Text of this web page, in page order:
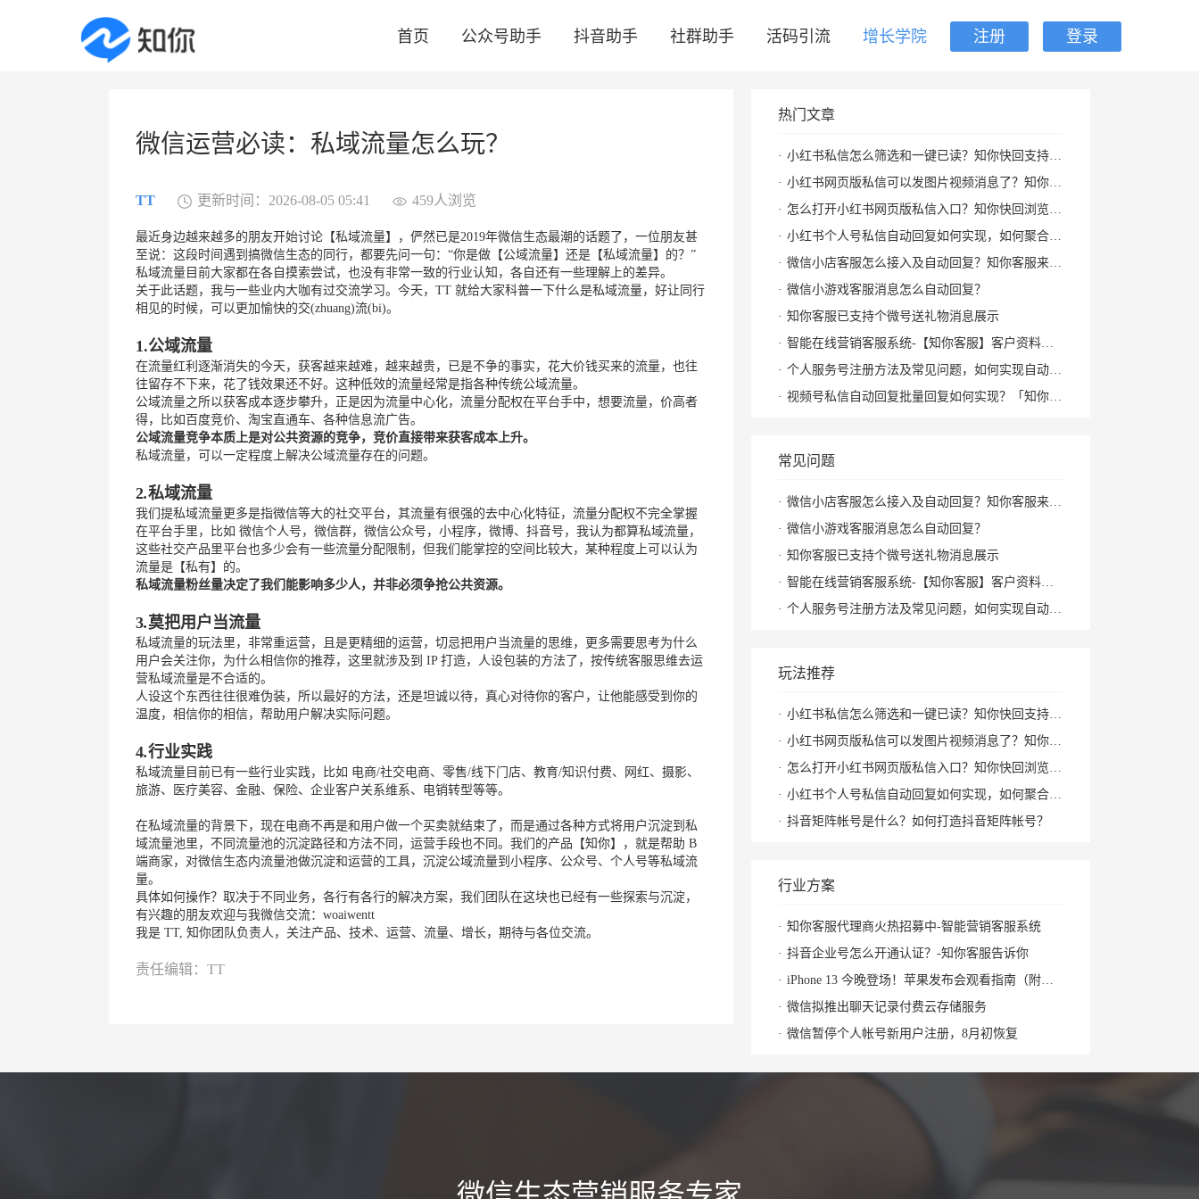
首页 公众号助手 抖音助手 社群助手 活码引流 增长学院 注册 登录
微信运营必读：私域流量怎么玩？
TT 更新时间：2026-08-05 05:41 459人浏览
最近身边越来越多的朋友开始讨论【私域流量】，俨然已是2019年微信生态最潮的话题了，一位朋友甚
至说：这段时间遇到搞微信生态的同行，都要先问一句：“你是做【公域流量】还是【私域流量】的？”
私域流量目前大家都在各自摸索尝试，也没有非常一致的行业认知，各自还有一些理解上的差异。
关于此话题，我与一些业内大咖有过交流学习。今天，TT 就给大家科普一下什么是私域流量，好让同行
相见的时候，可以更加愉快的交(zhuang)流(bi)。
1.公域流量
在流量红利逐渐消失的今天，获客越来越难，越来越贵，已是不争的事实，花大价钱买来的流量，也往
往留存不下来，花了钱效果还不好。这种低效的流量经常是指各种传统公域流量。
公域流量之所以获客成本逐步攀升，正是因为流量中心化，流量分配权在平台手中，想要流量，价高者
得，比如百度竞价、淘宝直通车、各种信息流广告。
公域流量竞争本质上是对公共资源的竞争，竞价直接带来获客成本上升。
私域流量，可以一定程度上解决公域流量存在的问题。
2.私域流量
我们提私域流量更多是指微信等大的社交平台，其流量有很强的去中心化特征，流量分配权不完全掌握
在平台手里，比如 微信个人号，微信群，微信公众号，小程序，微博、抖音号，我认为都算私域流量，
这些社交产品里平台也多少会有一些流量分配限制，但我们能掌控的空间比较大，某种程度上可以认为
流量是【私有】的。
私域流量粉丝量决定了我们能影响多少人，并非必须争抢公共资源。
3.莫把用户当流量
私域流量的玩法里，非常重运营，且是更精细的运营，切忌把用户当流量的思维，更多需要思考为什么
用户会关注你，为什么相信你的推荐，这里就涉及到 IP 打造，人设包装的方法了，按传统客服思维去运
营私域流量是不合适的。
人设这个东西往往很难伪装，所以最好的方法，还是坦诚以待，真心对待你的客户，让他能感受到你的
温度，相信你的相信，帮助用户解决实际问题。
4.行业实践
私域流量目前已有一些行业实践，比如 电商/社交电商、零售/线下门店、教育/知识付费、网红、摄影、
旅游、医疗美容、金融、保险、企业客户关系维系、电销转型等等。
在私域流量的背景下，现在电商不再是和用户做一个买卖就结束了，而是通过各种方式将用户沉淀到私
域流量池里，不同流量池的沉淀路径和方法不同，运营手段也不同。我们的产品【知你】，就是帮助 B
端商家，对微信生态内流量池做沉淀和运营的工具，沉淀公域流量到小程序、公众号、个人号等私域流
量。
具体如何操作？取决于不同业务，各行有各行的解决方案，我们团队在这块也已经有一些探索与沉淀，
有兴趣的朋友欢迎与我微信交流：woaiwentt
我是 TT, 知你团队负责人，关注产品、技术、运营、流量、增长，期待与各位交流。
责任编辑：TT
热门文章
小红书私信怎么筛选和一键已读？知你快回支持私聊群聊筛选、批量已读和图片视频回复
小红书网页版私信可以发图片视频消息了？知你快回插件支持多种形式图片发送和AI自动回复
怎么打开小红书网页版私信入口？知你快回浏览器插件帮你打开小红书私信AI回复及快捷回复
小红书个人号私信自动回复如何实现，如何聚合回复小红书私信及群消息？知你客服来解决
微信小店客服怎么接入及自动回复？知你客服来帮您
微信小游戏客服消息怎么自动回复？
知你客服已支持个微号送礼物消息展示
智能在线营销客服系统-【知你客服】客户资料已支持打开PC小程序
个人服务号注册方法及常见问题，如何实现自动回复攻略
视频号私信自动回复批量回复如何实现？「知你客服」来帮您
常见问题
微信小店客服怎么接入及自动回复？知你客服来帮您
微信小游戏客服消息怎么自动回复？
知你客服已支持个微号送礼物消息展示
智能在线营销客服系统-【知你客服】客户资料已支持打开PC小程序
个人服务号注册方法及常见问题，如何实现自动回复攻略
玩法推荐
小红书私信怎么筛选和一键已读？知你快回支持私聊群聊筛选、批量已读和图片视频回复
小红书网页版私信可以发图片视频消息了？知你快回插件支持多种形式图片发送和AI自动回复
怎么打开小红书网页版私信入口？知你快回浏览器插件帮你打开小红书私信AI回复及快捷回复
小红书个人号私信自动回复如何实现，如何聚合回复小红书私信及群消息？知你客服来解决
抖音矩阵帐号是什么？如何打造抖音矩阵帐号？
行业方案
知你客服代理商火热招募中-智能营销客服系统
抖音企业号怎么开通认证？-知你客服告诉你
iPhone 13 今晚登场！苹果发布会观看指南（附直播入口）
微信拟推出聊天记录付费云存储服务
微信暂停个人帐号新用户注册，8月初恢复